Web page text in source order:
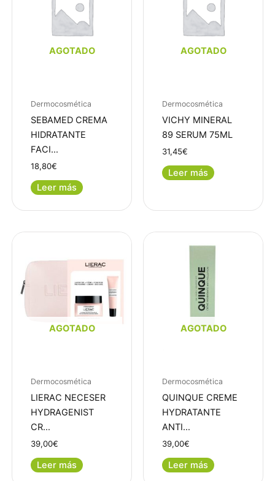
AGOTADO
Dermocosmética
SEBAMED CREMA
HIDRATANTE
FACI…
18,80€
Leer más
AGOTADO
Dermocosmética
VICHY MINERAL
89 SERUM 75ML
31,45€
Leer más
AGOTADO
Dermocosmética
LIERAC NECESER
HYDRAGENIST
CR…
39,00€
Leer más
AGOTADO
Dermocosmética
QUINQUE CREME
HYDRATANTE
ANTI…
39,00€
Leer más